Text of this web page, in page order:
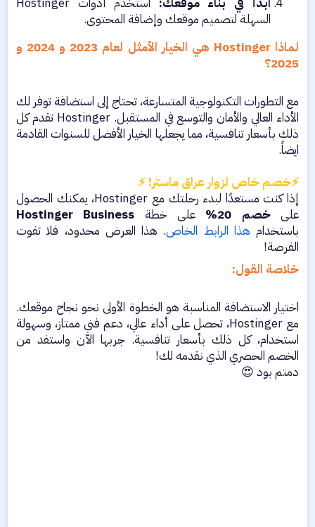
السهلة لتصميم موقعك وإضافة المحتوى.​
لماذا Hostinger هي الخيار الأمثل لعام 2023 و 2024 و
2025؟
مع التطورات التكنولوجية المتسارعة، تحتاج إلى استضافة توفر لك
الأداء العالي والأمان والتوسع في المستقبل. Hostinger تقدم كل
ذلك بأسعار تنافسية، مما يجعلها الخيار الأفضل للسنوات القادمة
ايضاً.
⚡خصم خاص لزوار عراق ماستر! ⚡
إذا كنت مستعدًا لبدء رحلتك مع Hostinger، يمكنك الحصول
علىخصم 20% على خطة Hostinger Business
باستخدام هذا الرابط الخاص. هذا العرض محدود، فلا تفوت
الفرصة!​
خلاصة القول:
اختيار الاستضافة المناسبة هو الخطوة الأولى نحو نجاح موقعك.
مع Hostinger، تحصل على أداء عالي، دعم فني ممتاز، وسهولة
استخدام، كل ذلك بأسعار تنافسية. جربها الآن واستفد من
الخصم الحصري الذي نقدمه لك!
دمتم بود 😍